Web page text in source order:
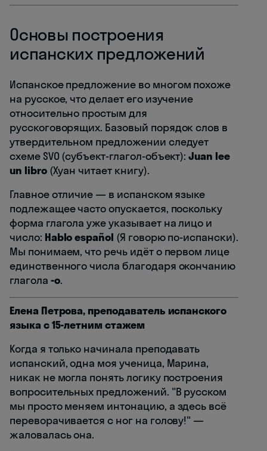
Основы построения
испанских предложений
Испанское предложение во многом похоже
на русское, что делает его изучение
относительно простым для
русскоговорящих. Базовый порядок слов в
утвердительном предложении следует
схеме SVO (субъект-глагол-объект):Juan lee
un libro(Хуан читает книгу).
Главное отличие — в испанском языке
подлежащее часто опускается, поскольку
форма глагола уже указывает на лицо и
число: Hablo español (Я говорю по-испански).
Мы понимаем, что речь идёт о первом лице
единственного числа благодаря окончанию
глагола -o.
Елена Петрова, преподаватель испанского
языка с 15-летним стажем
Когда я только начинала преподавать
испанский, одна моя ученица, Марина,
никак не могла понять логику построения
вопросительных предложений. "В русском
мы просто меняем интонацию, а здесь всё
переворачивается с ног на голову!" —
жаловалась она.